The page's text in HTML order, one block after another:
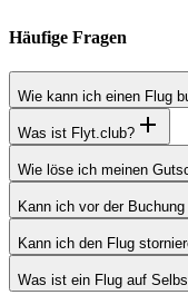
Häufige Fragen
Wie kann ich einen Flug
Was ist Flyt.club?
Wie löse ich meinen
Kann ich vor der
Kann ich den Flug
Was ist ein Flug auf